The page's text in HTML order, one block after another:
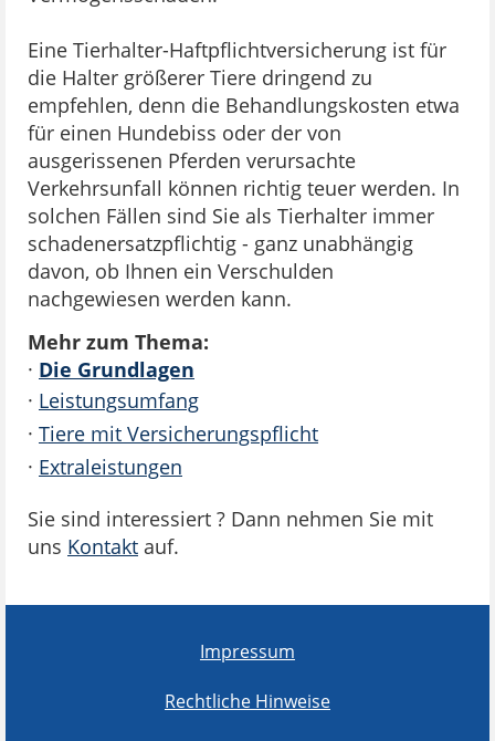
Eine Tierhalter-Haftpflichtversicherung ist für
die Halter größerer Tiere dringend zu
empfehlen, denn die Behandlungskosten etwa
für einen Hundebiss oder der von
ausgerissenen Pferden verursachte
Verkehrsunfall können richtig teuer werden. In
solchen Fällen sind Sie als Tierhalter immer
schadenersatzpflichtig - ganz unabhängig
davon, ob Ihnen ein Verschulden
nachgewiesen werden kann.
Mehr zum Thema:
· Die Grundlagen
· Leistungsumfang
· Tiere mit Versicherungspflicht
· Extraleistungen
Sie sind interessiert ? Dann nehmen Sie mit
uns Kontakt auf.
Impressum
Rechtliche Hinweise